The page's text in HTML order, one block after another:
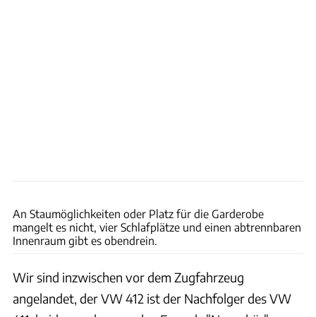
An Staumöglichkeiten oder Platz für die Garderobe
mangelt es nicht, vier Schlafplätze und einen abtrennbaren
Innenraum gibt es obendrein.
Wir sind inzwischen vor dem Zugfahrzeug
angelandet, der VW 412 ist der Nachfolger des VW